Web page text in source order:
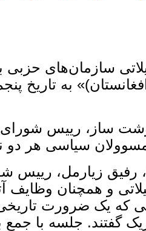
سازمان‌های حزبی
‌ساز، رییس شورای
سیاسی هر دو
رفیق زیارمل، رییس
و همچنان
که یک ضرورت
گفتند. جلسه با